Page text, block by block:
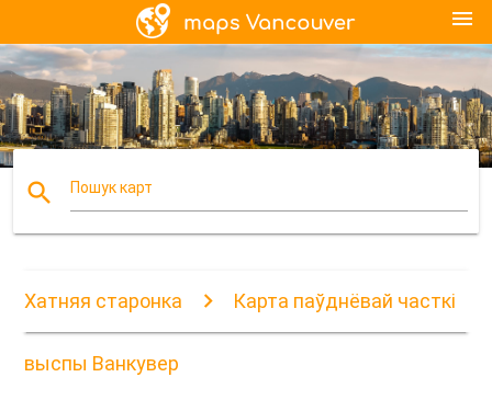
menu
search Пошук карт
Хатняя старонка Карта паўднёвай часткі
выспы Ванкувер